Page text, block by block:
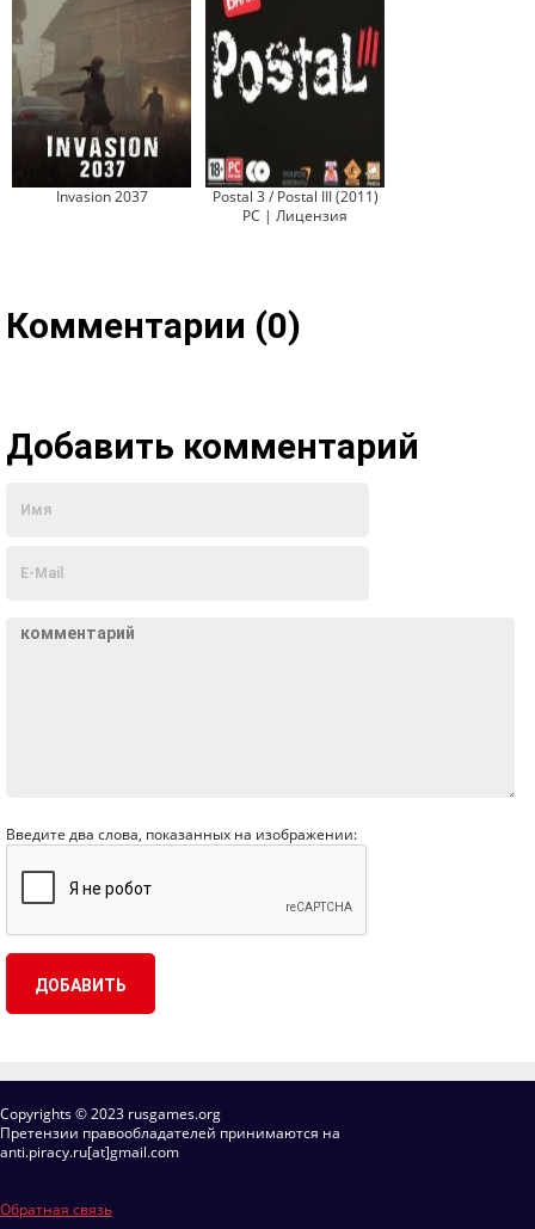
Invasion 2037
Postal 3 / Postal III (2011)
PC | Лицензия
Комментарии (0)
Добавить комментарий
Введите два слова, показанных на изображении:
Copyrights © 2023 rusgames.org
Претензии правообладателей принимаются на
anti.piracy.ru[at]gmail.com
Обратная связь